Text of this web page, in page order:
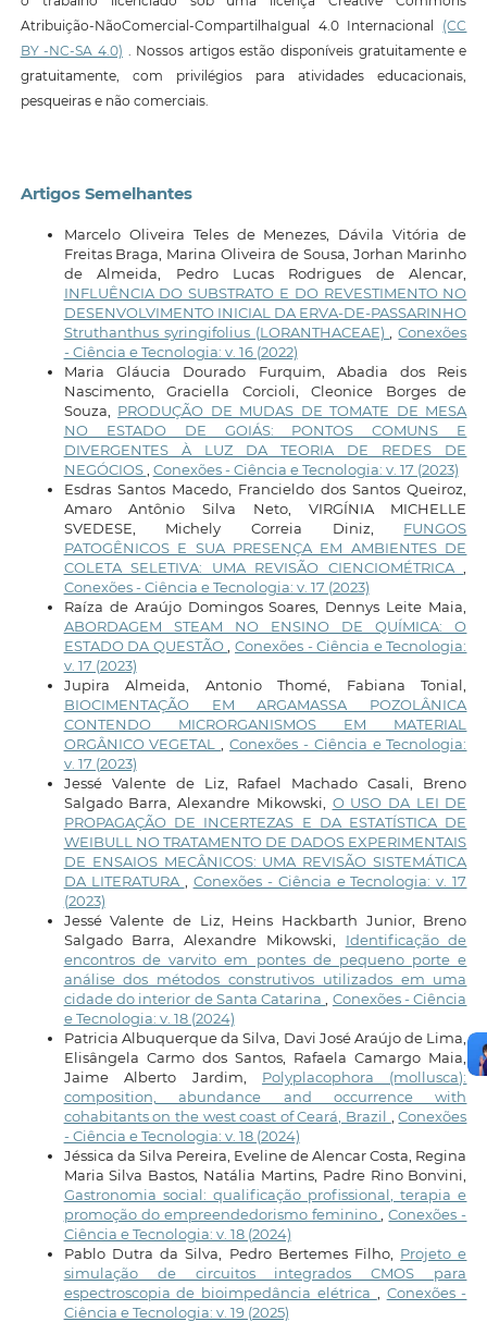
Atribuição-NãoComercial-CompartilhaIgual 4.0 Internacional (CC
BY -NC-SA 4.0) . Nossos artigos estão disponíveis gratuitamente e
gratuitamente, com privilégios para atividades educacionais,
pesqueiras e não comerciais.
Artigos Semelhantes
Marcelo Oliveira Teles de Menezes, Dávila Vitória de
Freitas Braga, Marina Oliveira de Sousa, Jorhan Marinho
de Almeida, Pedro Lucas Rodrigues de Alencar,
INFLUÊNCIA DO SUBSTRATO E DO REVESTIMENTO NO
DESENVOLVIMENTO INICIAL DA ERVA-DE-PASSARINHO
Struthanthus syringifolius (LORANTHACEAE)
,Conexões
- Ciência e Tecnologia: v. 16 (2022)
Maria Gláucia Dourado Furquim, Abadia dos Reis
Nascimento, Graciella Corcioli, Cleonice Borges de
Souza, PRODUÇÃO DE MUDAS DE TOMATE DE MESA
NO ESTADO DE GOIÁS: PONTOS COMUNS E
DIVERGENTES À LUZ DA TEORIA DE REDES DE
NEGÓCIOS Conexões - Ciência e Tecnologia: v. 17 (2023)
Esdras Santos Macedo, Francieldo dos Santos Queiroz,
Amaro Antônio Silva Neto, VIRGÍNIA MICHELLE
SVEDESE, Michely Correia Diniz, FUNGOS
PATOGÊNICOS E SUA PRESENÇA EM AMBIENTES DE
COLETA SELETIVA: UMA REVISÃO CIENCIOMÉTRICA
Conexões - Ciência e Tecnologia: v. 17 (2023)
Raíza de Araújo Domingos Soares, Dennys Leite Maia,
ABORDAGEM STEAM NO ENSINO DE QUÍMICA: O
ESTADO DA QUESTÃO
Conexões - Ciência e Tecnologia:
v. 17 (2023)
Jupira Almeida, Antonio Thomé, Fabiana Tonial,
BIOCIMENTAÇÃO EM ARGAMASSA POZOLÂNICA
CONTENDO MICRORGANISMOS EM MATERIAL
ORGÂNICO VEGETAL
,Conexões - Ciência e Tecnologia:
v. 17 (2023)
Jessé Valente de Liz, Rafael Machado Casali, Breno
Salgado Barra, Alexandre Mikowski, O USO DA LEI DE
PROPAGAÇÃO DE INCERTEZAS E DA ESTATÍSTICA DE
WEIBULL NO TRATAMENTO DE DADOS EXPERIMENTAIS
DE ENSAIOS MECÂNICOS: UMA REVISÃO SISTEMÁTICA
DA LITERATURA
Conexões - Ciência e Tecnologia: v. 17
(2023)
Jessé Valente de Liz, Heins Hackbarth Junior, Breno
Salgado Barra, Alexandre Mikowski, Identificação de
encontros de varvito em pontes de pequeno porte e
análise dos métodos construtivos utilizados em uma
cidade do interior de Santa Catarina
Conexões - Ciência
e Tecnologia: v. 18 (2024)
Patricia Albuquerque da Silva, Davi José Araújo de Lima,
Elisângela Carmo dos Santos, Rafaela Camargo Maia,
Jaime Alberto Jardim, Polyplacophora (mollusca):
composition, abundance and occurrence with
cohabitants on the west coast of Ceará, Brazil
,Conexões
- Ciência e Tecnologia: v. 18 (2024)
Jéssica da Silva Pereira, Eveline de Alencar Costa, Regina
Maria Silva Bastos, Natália Martins, Padre Rino Bonvini,
Gastronomia social: qualificação profissional, terapia e
promoção do empreendedorismo feminino
,Conexões -
Ciência e Tecnologia: v. 18 (2024)
Pablo Dutra da Silva, Pedro Bertemes Filho, Projeto e
simulação de circuitos integrados CMOS para
espectroscopia de bioimpedância elétrica
Conexões -
Ciência e Tecnologia: v. 19 (2025)